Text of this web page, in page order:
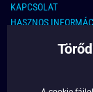
KAPCSOLAT
HASZNOS
KAPCSOLAT